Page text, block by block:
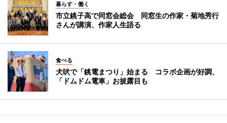
暮らす・働く
市立銚子高で同窓会総会 同窓生の作家・菊地秀行
さんが講演、作家人生語る
食べる
犬吠で「銚電まつり」始まる コラボ企画が好調、
「ドムドム電車」お披露目も